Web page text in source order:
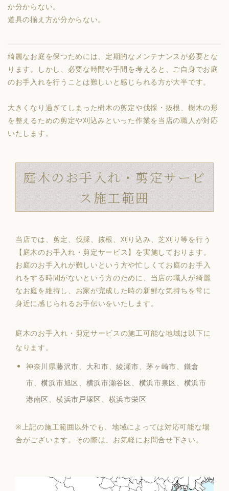
か分からない。
道具の揃え方が分からない。
綺麗なお庭を保つためには、定期的なメンテナンスが必要とな
ります。しかし、必要な時間や手間を考えると、ご自身でお庭
のお手入れを行うことは難しいと感じられる方が大半です。
大きくなり過ぎてしまった樹木の剪定や伐採・抜根、樹木の形
を整えるための剪定や刈込みといった作業を当店の職人が対応
いたします。
庭木のお手入れ・剪定サービ
ス施工範囲
当店では、剪定、伐採、抜根、刈り込み、芝刈り等を行う
【庭木のお手入れ・剪定サービス】を実施しております。
お庭のお手入れが難しいという方や忙しくてお庭のお手入
れをする時間がないという方のために、当店の職人が綺麗
なお庭を維持し、お家が完成した時の新鮮な気持ちを常に
身近に感じられるお手伝いをいたします。
庭木のお手入れ・剪定サービスの施工可能な地域は以下に
なります。
神奈川県藤沢市、 大和市、綾瀬市、茅ヶ崎市、 鎌倉
市、横浜市旭区 、 横浜市瀬谷区 、 横浜市泉区 、 横浜市
港南区 、 横浜市戸塚区 、 横浜市栄区
※上記の施工範囲以外でも、地域によっては対応可能な場
合がございます。その際は、お気軽にお問合せ下さい。